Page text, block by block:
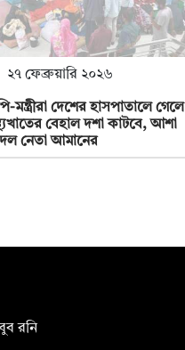
২৭ ফেব্রুয়ারি ২০২৬
মন্ত্রীরা দেশের হাসপাতালে গেলে
বেহাল দশা কাটবে, আশা
নেতা আমানের
রনি